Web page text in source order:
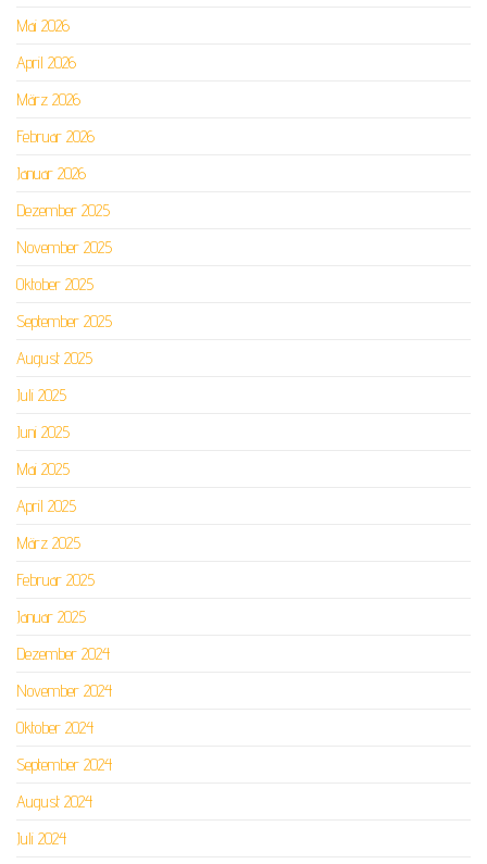
Mai 2026
April 2026
März 2026
Februar 2026
Januar 2026
Dezember 2025
November 2025
Oktober 2025
September 2025
August 2025
Juli 2025
Juni 2025
Mai 2025
April 2025
März 2025
Februar 2025
Januar 2025
Dezember 2024
November 2024
Oktober 2024
September 2024
August 2024
Juli 2024